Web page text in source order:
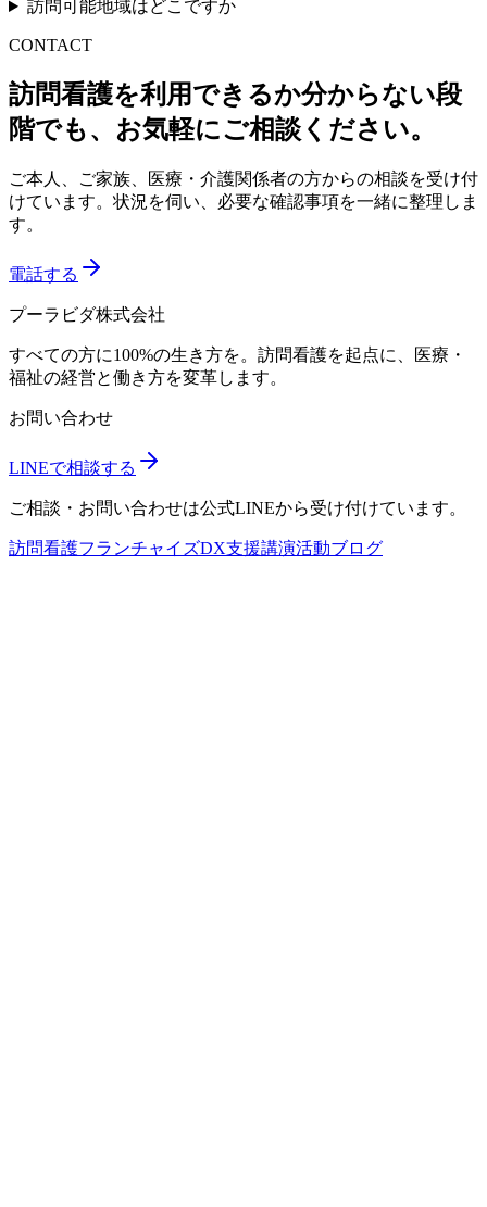
訪問可能地域はどこですか
CONTACT
訪問看護を利用できるか分からない段
階でも、お気軽にご相談ください。
ご本人、ご家族、医療・介護関係者の方からの相談を受け付
けています。状況を伺い、必要な確認事項を一緒に整理しま
す。
電話する
プーラビダ株式会社
すべての方に100%の生き方を。訪問看護を起点に、医療・
福祉の経営と働き方を変革します。
お問い合わせ
LINEで相談する
ご相談・お問い合わせは公式LINEから受け付けています。
訪問看護フランチャイズDX支援講演活動ブログ